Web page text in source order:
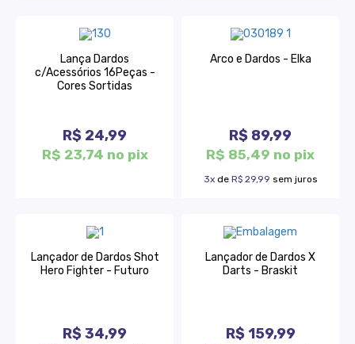
Lança Dardos
c/Acessórios 16Peças -
Cores Sortidas
R$ 24,99
R$ 23,74 no pix
Arco e Dardos - Elka
R$ 89,99
R$ 85,49 no pix
3xde R$ 29,99 sem juros
Lançador de Dardos Shot
Hero Fighter - Futuro
R$ 34,99
Lançador de Dardos X
Darts - Braskit
R$ 159,99